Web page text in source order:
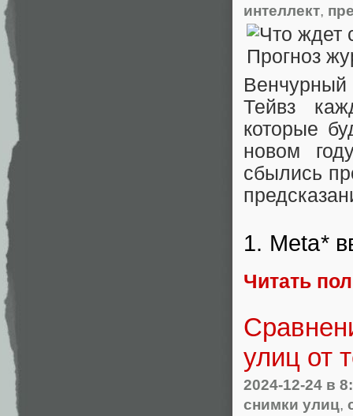
интеллект,
Венчурный
Тейвз
которые
новом
сбылись
1. Meta*
Читать
улиц от
2024-12-24 в
снимки улиц,